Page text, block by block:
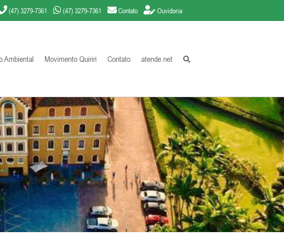
(47) 3279-7361 (47) 3279-7361 Contato Ouvidoria
Ambiental Movimento Quiriri Contato atende.net